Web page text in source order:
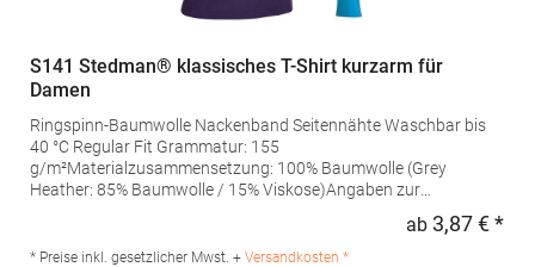
S141 Stedman® klassisches T-Shirt kurzarm für
Damen
Ringspinn-Baumwolle Nackenband Seitennähte Waschbar bis
40 °C Regular Fit Grammatur: 155
g/m²Materialzusammensetzung: 100% Baumwolle (Grey
Heather: 85% Baumwolle / 15% Viskose)Angaben zur
info@stedman.eu
ab 3,87 € *
* Preise inkl. gesetzlicher Mwst. + Versandkosten *